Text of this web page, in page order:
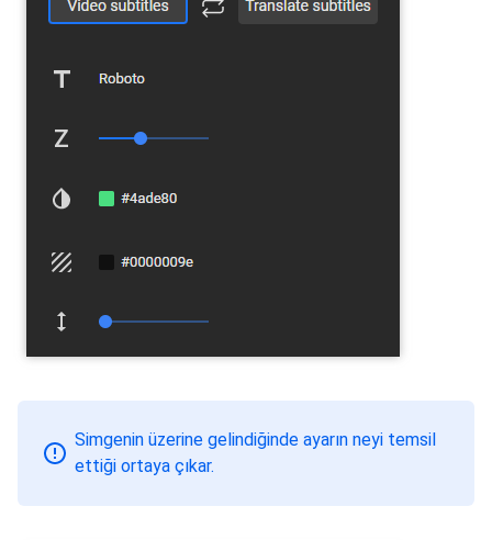
Simgenin üzerine gelindiğinde ayarın neyi temsil
ettiği ortaya çıkar.